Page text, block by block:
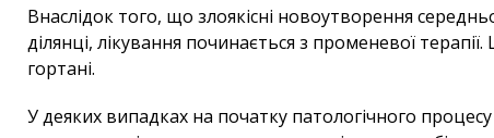
Внаслідок того, що злоякісні новоутворення
ділянці, лікування починається з променевої
гортані.
У деяких випадках на початку патологічного